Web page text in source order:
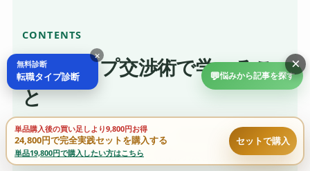
CONTENTS
年収アップ交渉術で学べるこ
と
年収・住宅補助・手当・昇給・固定残業代まで。条件
で損しないための考え方と確認方法を順番に整理でき
単品購入後の買い足しより9,800円お得
24,800円で完全実践セットを購入する
単品19,800円で購入したい方はこちら
セットで購入
💬悩みから記事を探す
×
×
無料診断
転職タイプ診断